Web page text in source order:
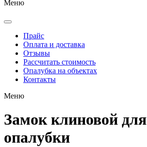
Меню
Прайс
Оплата и доставка
Отзывы
Рассчитать стоимость
Опалубка на объектах
Контакты
Меню
Замок клиновой для
опалубки